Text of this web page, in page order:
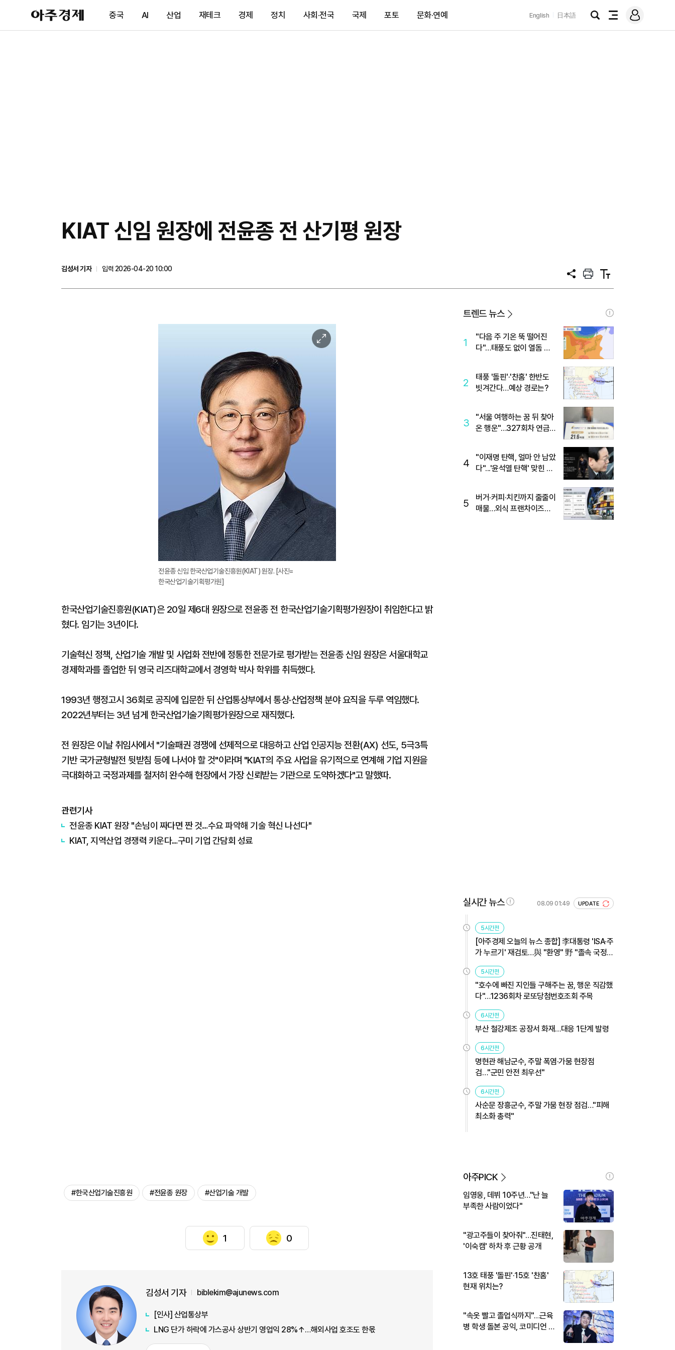
아
주
제
중국 AI 산업 재테크 경제 정치 사회·전국 국제 포토 문화·연예 English 日本語
검
전
메
그
KIAT 신임 원장에 전윤종 전 산기평 원장
김성서 기자
입력 2026-04-20 10:00
공
프
트
텍
트
이
미
전윤종 신임 한국산업기술진흥원(KIAT) 원장. [사진=
한국산업기술기획평가원]
한국산업기술진흥원(KIAT)은 20일 제6대 원장으로 전윤종 전 한국산업기술기획평가원장이 취임한다고 밝
혔다. 임기는 3년이다.
기술혁신 정책, 산업기술 개발 및 사업화 전반에 정통한 전문가로 평가받는 전윤종 신임 원장은 서울대학교
경제학과를 졸업한 뒤 영국 리즈대학교에서 경영학 박사 학위를 취득했다.
1993년 행정고시 36회로 공직에 입문한 뒤 산업통상부에서 통상·산업정책 분야 요직을 두루 역임했다.
2022년부터는 3년 넘게 한국산업기술기획평가원장으로 재직했다.
전 원장은 이날 취임사에서 "기술패권 경쟁에 선제적으로 대응하고 산업 인공지능 전환(AX) 선도, 5극3특
기반 국가균형발전 뒷받침 등에 나서야 할 것"이라며 "KIAT의 주요 사업을 유기적으로 연계해 기업 지원을
극대화하고 국정과제를 철저히 완수해 현장에서 가장 신뢰받는 기관으로 도약하겠다"고 말했따.
관련기사
전윤종 KIAT 원장 "손님이 짜다면 짠 것…수요 파악해 기술 혁신 나선다"
KIAT, 지역산업 경쟁력 키운다…구미 기업 간담회 성료
#한국산업기술진흥원 #전윤종 원장 #산업기술 개발
1 0
김성서 기자 biblekim@ajunews.com
[인사] 산업통상부
LNG 단가 하락에 가스공사 상반기 영업익 28%↑…해외사업 호조도 한몫
트렌드 뉴스
1
"다음 주 기온 뚝 떨어진
다"…태풍도 없이 열돔 박
2
태풍 '돌핀'·'찬홈' 한반도
빗겨간다…예상 경로는?
3
"서울 여행하는 꿈 뒤 찾아
온 행운"…327회차 연금
4
"이재명 탄핵, 얼마 안 남았
다"...'윤석열 탄핵' 맞힌 무
5
버거·커피·치킨까지 줄줄이
매물…외식 프랜차이즈
실시간 뉴스 08.09 01:49 UPDATE
5시간전
[아주경제 오늘의 뉴스 종합] 李대통령 'ISA·주
가 누르기' 재검토…與 "환영" 野 "졸속 국정"
外
5시간전
"호수에 빠진 지인들 구해주는 꿈, 행운 직감했
다"…1236회차 로또당첨번호조회 주목
6시간전
부산 철강제조 공장서 화재…대응 1단계 발령
6시간전
명현관 해남군수, 주말 폭염·가뭄 현장점
검…"군민 안전 최우선"
6시간전
사순문 장흥군수, 주말 가뭄 현장 점검…"피해
최소화 총력"
아주PICK
임영웅, 데뷔 10주년…"난 늘
부족한 사람이었다"
"광고주들이 찾아줘"…진태현,
'이숙캠' 하차 후 근황 공개
13호 태풍 '돌핀'·15호 '찬홈'
현재 위치는?
"속옷 빨고 졸업식까지"…근육
병 학생 돌본 공익, 코미디언 김